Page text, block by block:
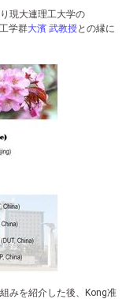
現大連理工大学の
学群大濱 武教授との縁に
みを紹介した後、Kong准